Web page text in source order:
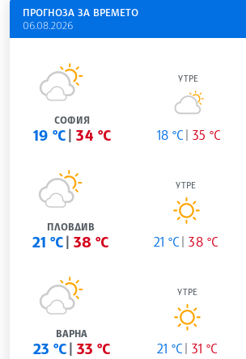
ПРОГНОЗА ЗА ВРЕМЕТО
06.08.2026
СОФИЯ
19 °C 34 °C
УТРЕ
18 °C 35 °C
ПЛОВДИВ
21 °C 38 °C
УТРЕ
21 °C 38 °C
ВАРНА
23 °C 33 °C
УТРЕ
21 °C 31 °C